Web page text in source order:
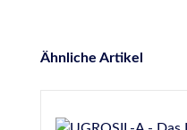
Produktgalerie
Ähnliche Artikel